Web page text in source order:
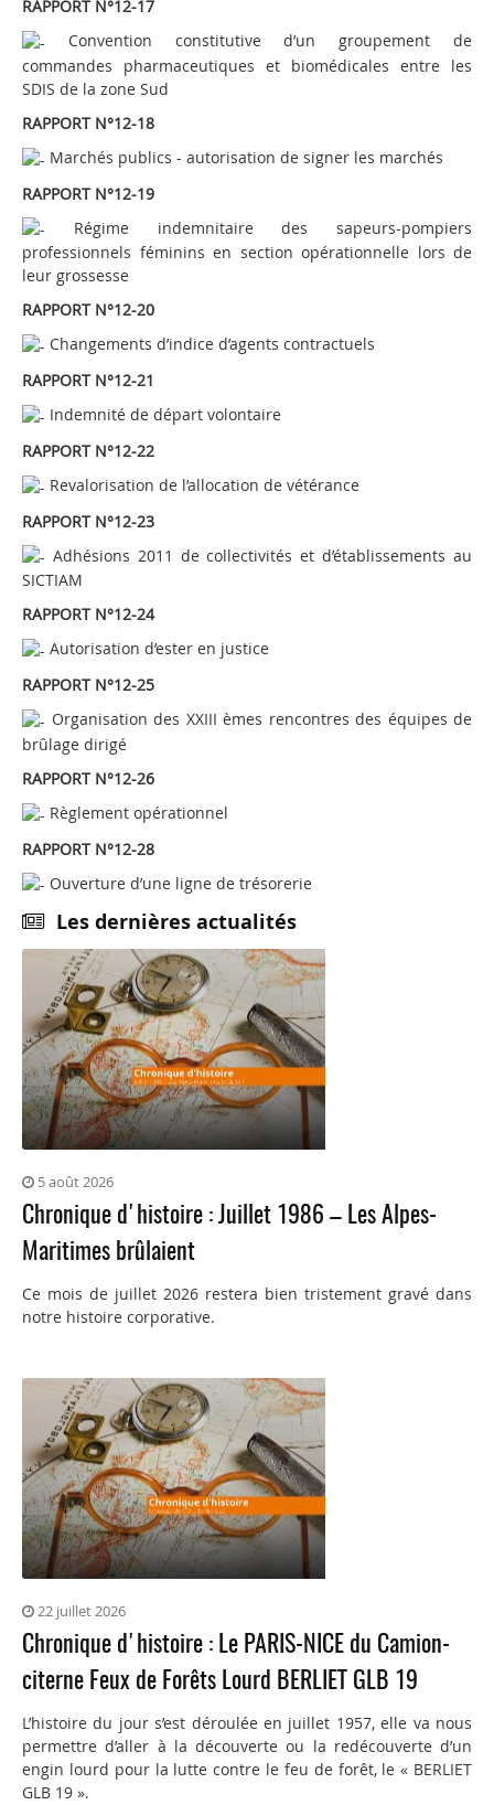
RAPPORT N°12-17
Convention constitutive d’un groupement de
commandes pharmaceutiques et biomédicales entre les
SDIS de la zone Sud
RAPPORT N°12-18
Marchés publics - autorisation de signer les marchés
RAPPORT N°12-19
Régime indemnitaire des sapeurs-pompiers
professionnels féminins en section opérationnelle lors de
leur grossesse
RAPPORT N°12-20
Changements d’indice d’agents contractuels
RAPPORT N°12-21
Indemnité de départ volontaire
RAPPORT N°12-22
Revalorisation de l’allocation de vétérance
RAPPORT N°12-23
Adhésions 2011 de collectivités et d’établissements au
SICTIAM
RAPPORT N°12-24
Autorisation d’ester en justice
RAPPORT N°12-25
Organisation des XXIII èmes rencontres des équipes de
brûlage dirigé
RAPPORT N°12-26
Règlement opérationnel
RAPPORT N°12-28
Ouverture d’une ligne de trésorerie
Les dernières actualités
5 août 2026
Chronique d'histoire : Juillet 1986 – Les Alpes-
Maritimes brûlaient
Ce mois de juillet 2026 restera bien tristement gravé dans
notre histoire corporative.
22 juillet 2026
Chronique d'histoire : Le PARIS-NICE du Camion-
citerne Feux de Forêts Lourd BERLIET GLB 19
L’histoire du jour s’est déroulée en juillet 1957, elle va nous
permettre d’aller à la découverte ou la redécouverte d’un
engin lourd pour la lutte contre le feu de forêt, le « BERLIET
GLB 19 ».